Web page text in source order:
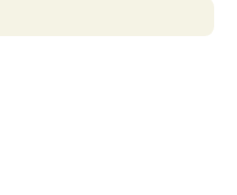
有追求知識的渴望。」求
想要知道，要認識我們所
是我們需要知道的？什麼
以知道的？更有甚者，什
們生而知之的人不多，我
是我們一般知識的啟蒙